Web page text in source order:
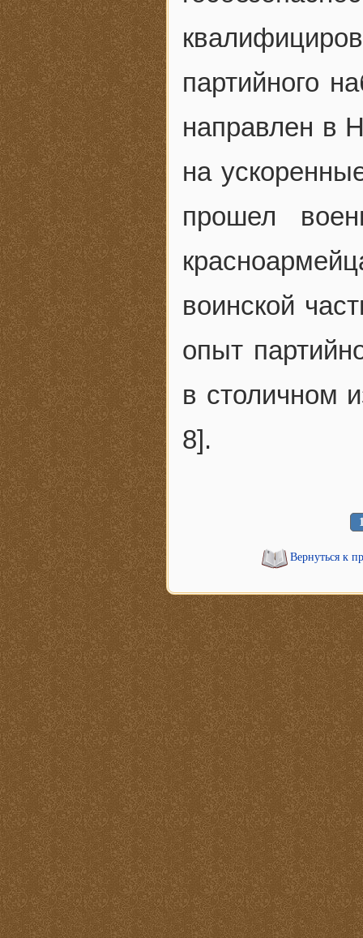
партийного
направлен в
на
прошел
воинской
опыт
в столичном
8].
Вернуться к